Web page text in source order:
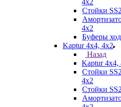
4x2
Стойки
4х2
Буферы
Kaptur 4х4, 4х2
Назад
Kaptur 4х4,
Стойки
4x2
Стойки